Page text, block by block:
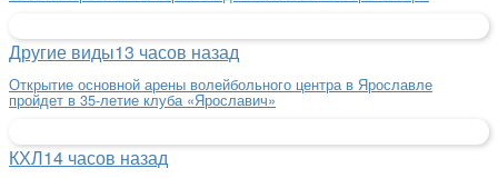
Другие виды13 часов назад
Открытие основной арены волейбольного центра в Ярославле
пройдет в 35-летие клуба «Ярославич»
КХЛ14 часов назад